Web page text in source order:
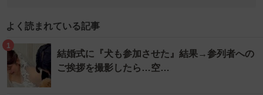
よく読まれている記事
1
結婚式に『犬も参加させた』結果→参列者への
ご挨拶を撮影したら…空…